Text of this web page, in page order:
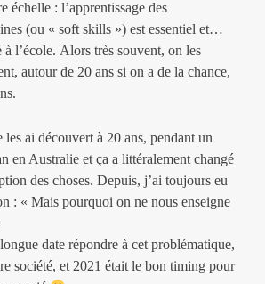
échelle : l’apprentissage des
(ou « soft skills ») est essentiel et…
à l’école. Alors très souvent, on les
autour de 20 ans si on a de la chance,
les ai découvert à 20 ans, pendant un
en Australie et ça a littéralement changé
des choses. Depuis, j’ai toujours eu
: « Mais pourquoi on ne nous enseigne
date répondre à cet problématique,
société, et 2021 était le bon timing pour